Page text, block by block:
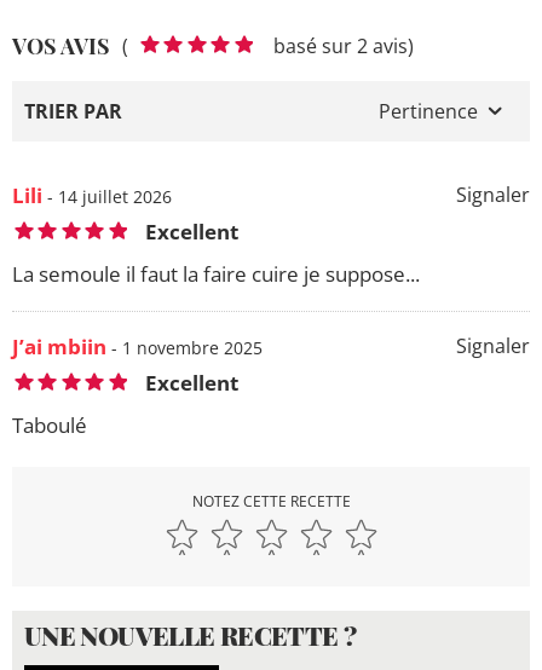
VOS AVIS ( basé sur 2 avis)
TRIER PAR Pertinence
Signaler
Lili - 14 juillet 2026
Excellent
La semoule il faut la faire cuire je suppose...
Signaler
J’ai mbiin - 1 novembre 2025
Excellent
Taboulé
NOTEZ CETTE RECETTE
UNE NOUVELLE RECETTE ?